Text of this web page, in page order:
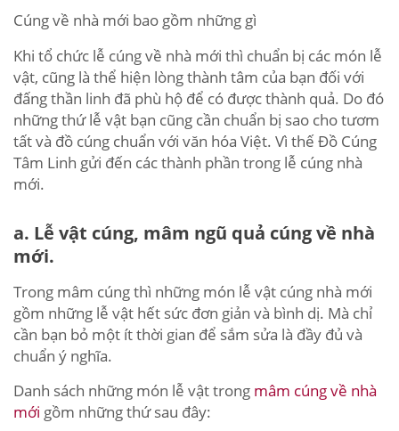
Cúng về nhà mới bao gồm những gì
Khi tổ chức lễ cúng về nhà mới thì chuẩn bị các món lễ
vật, cũng là thể hiện lòng thành tâm của bạn đối với
đấng thần linh đã phù hộ để có được thành quả. Do đó
những thứ lễ vật bạn cũng cần chuẩn bị sao cho tươm
tất và đồ cúng chuẩn với văn hóa Việt. Vì thế Đồ Cúng
Tâm Linh gửi đến các thành phần trong lễ cúng nhà
mới.
a. Lễ vật cúng, mâm ngũ quả cúng về nhà
mới.
Trong mâm cúng thì những món lễ vật cúng nhà mới
gồm những lễ vật hết sức đơn giản và bình dị. Mà chỉ
cần bạn bỏ một ít thời gian để sắm sửa là đầy đủ và
chuẩn ý nghĩa.
Danh sách những món lễ vật trong mâm cúng về nhà
mới gồm những thứ sau đây: